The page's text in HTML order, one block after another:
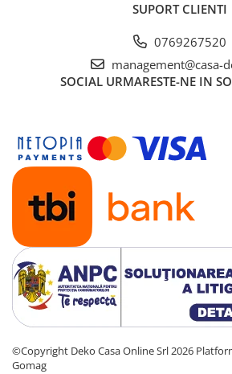
SUPORT CLIENTI
0769267520
management@casa-
SOCIAL URMARESTE-NE IN
©Copyright Deko Casa Online Srl 2026
Gomag